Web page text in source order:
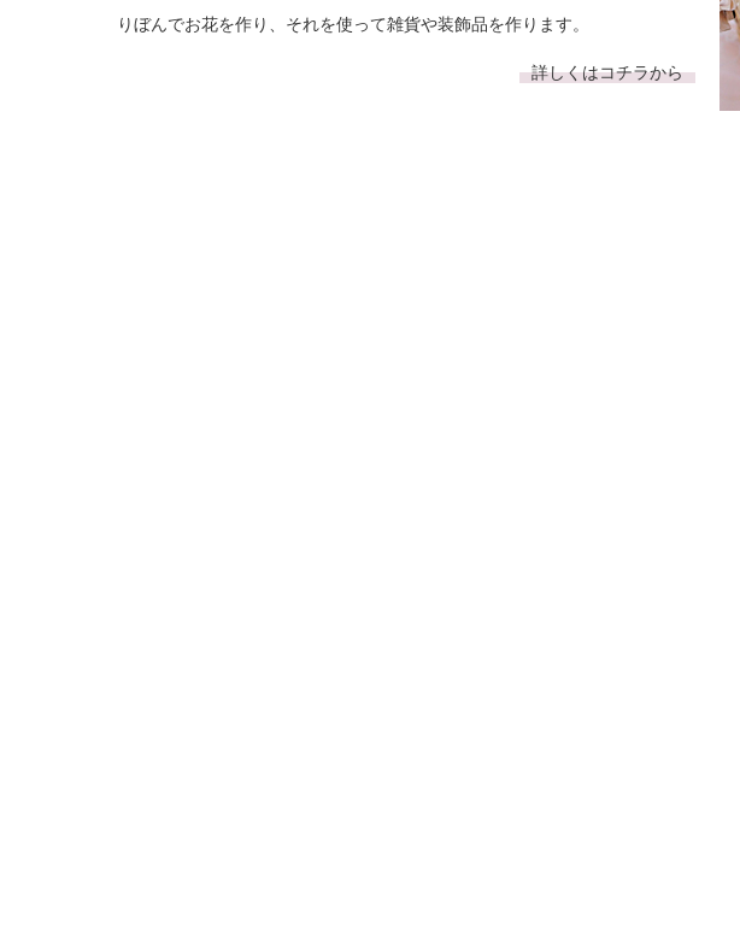
りぼんでお花を作り、それを使って雑貨や装飾品を作ります。
詳しくはコチラから